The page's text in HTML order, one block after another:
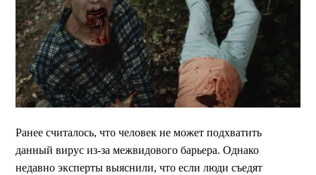
Ранее считалось, что человек не может подхватить
данный вирус из-за межвидового барьера. Однако
недавно эксперты выяснили, что если люди съедят